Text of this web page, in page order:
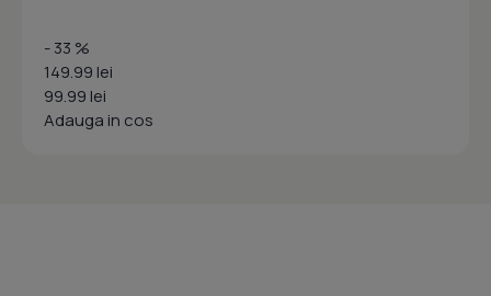
- 33 %
149.99 lei
99.99 lei
Adauga in cos